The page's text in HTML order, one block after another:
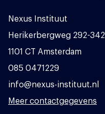
Nexus Instituut
Herikerbergweg 292-342
1101 CT Amsterdam
085 0471229
info@nexus-instituut.nl
Meer contactgegevens